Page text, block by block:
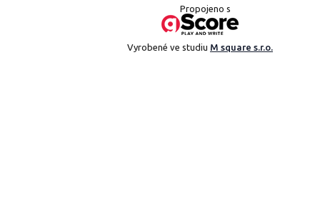
Propojeno s
Vyrobené ve studiu M square s.r.o.